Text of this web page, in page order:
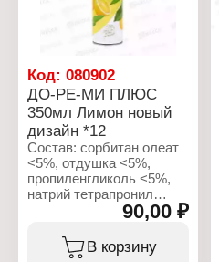
Код: 080902
ДО-РЕ-МИ ПЛЮС
350мл Лимон новый
дизайн *12
Состав: сорбитан олеат
<5%, отдушка <5%,
пропиленгликоль <5%,
натрий тетрапронил
сукцинат <5%, вода,
бутан/пропан/изобутан
90,00 ₽
В корзину